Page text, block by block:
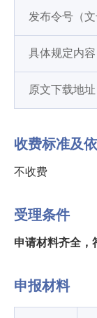
发布令号（文
具体规定内容
原文下载地址
收费标准及
不收费
受理条件
申请材料齐全，
申报材料